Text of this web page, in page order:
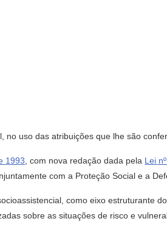
no uso das atribuições que lhe são
1993 , com nova redação dada pela Lei
com a Proteção Social e a
como eixo estruturante
sobre as situações de risco e